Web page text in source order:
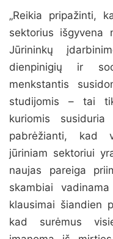
„Reikia pripažinti,
sektorius išgyvena
Jūrininkų
dienpinigių ir
menkstantis
studijomis – tai
kuriomis
pabrėžianti, kad
jūriniam sektoriui
naujas pareiga
skambiai
klausimai šiandien
kad surėmus